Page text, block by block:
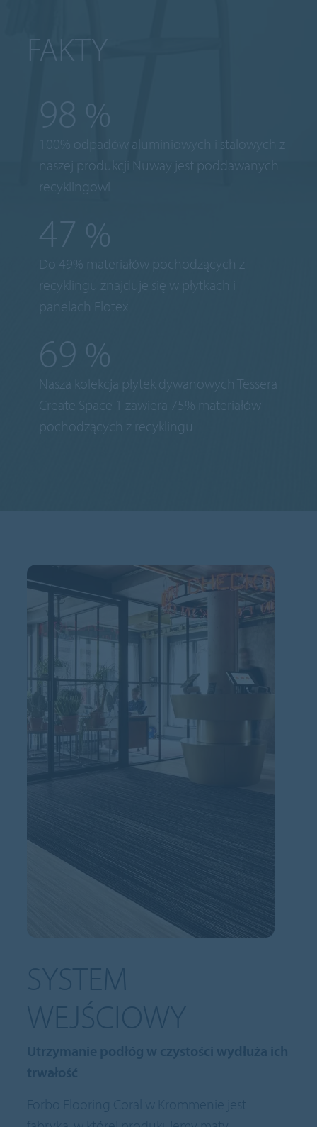
FAKTY
100%
100% odpadów aluminiowych i stalowych z
naszej produkcji Nuway jest poddawanych
recyklingowi
49 %
Do 49% materiałów pochodzących z
recyklingu znajduje się w płytkach i
panelach Flotex
75 %
Nasza kolekcja płytek dywanowych Tessera
Create Space 1 zawiera 75% materiałów
pochodzących z recyklingu